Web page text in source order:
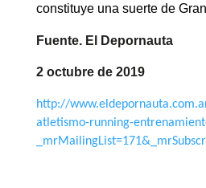
constituye una suerte de
Fuente. El Depornauta
2 octubre de 2019
http://
atletismo-running-